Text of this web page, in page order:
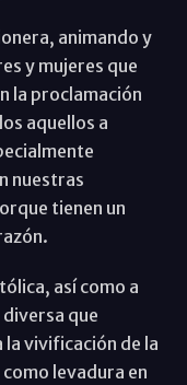
animando y
y mujeres que
la proclamación
aquellos a
nuestras
tienen un
así como a
que
la vivificación de la
levadura en